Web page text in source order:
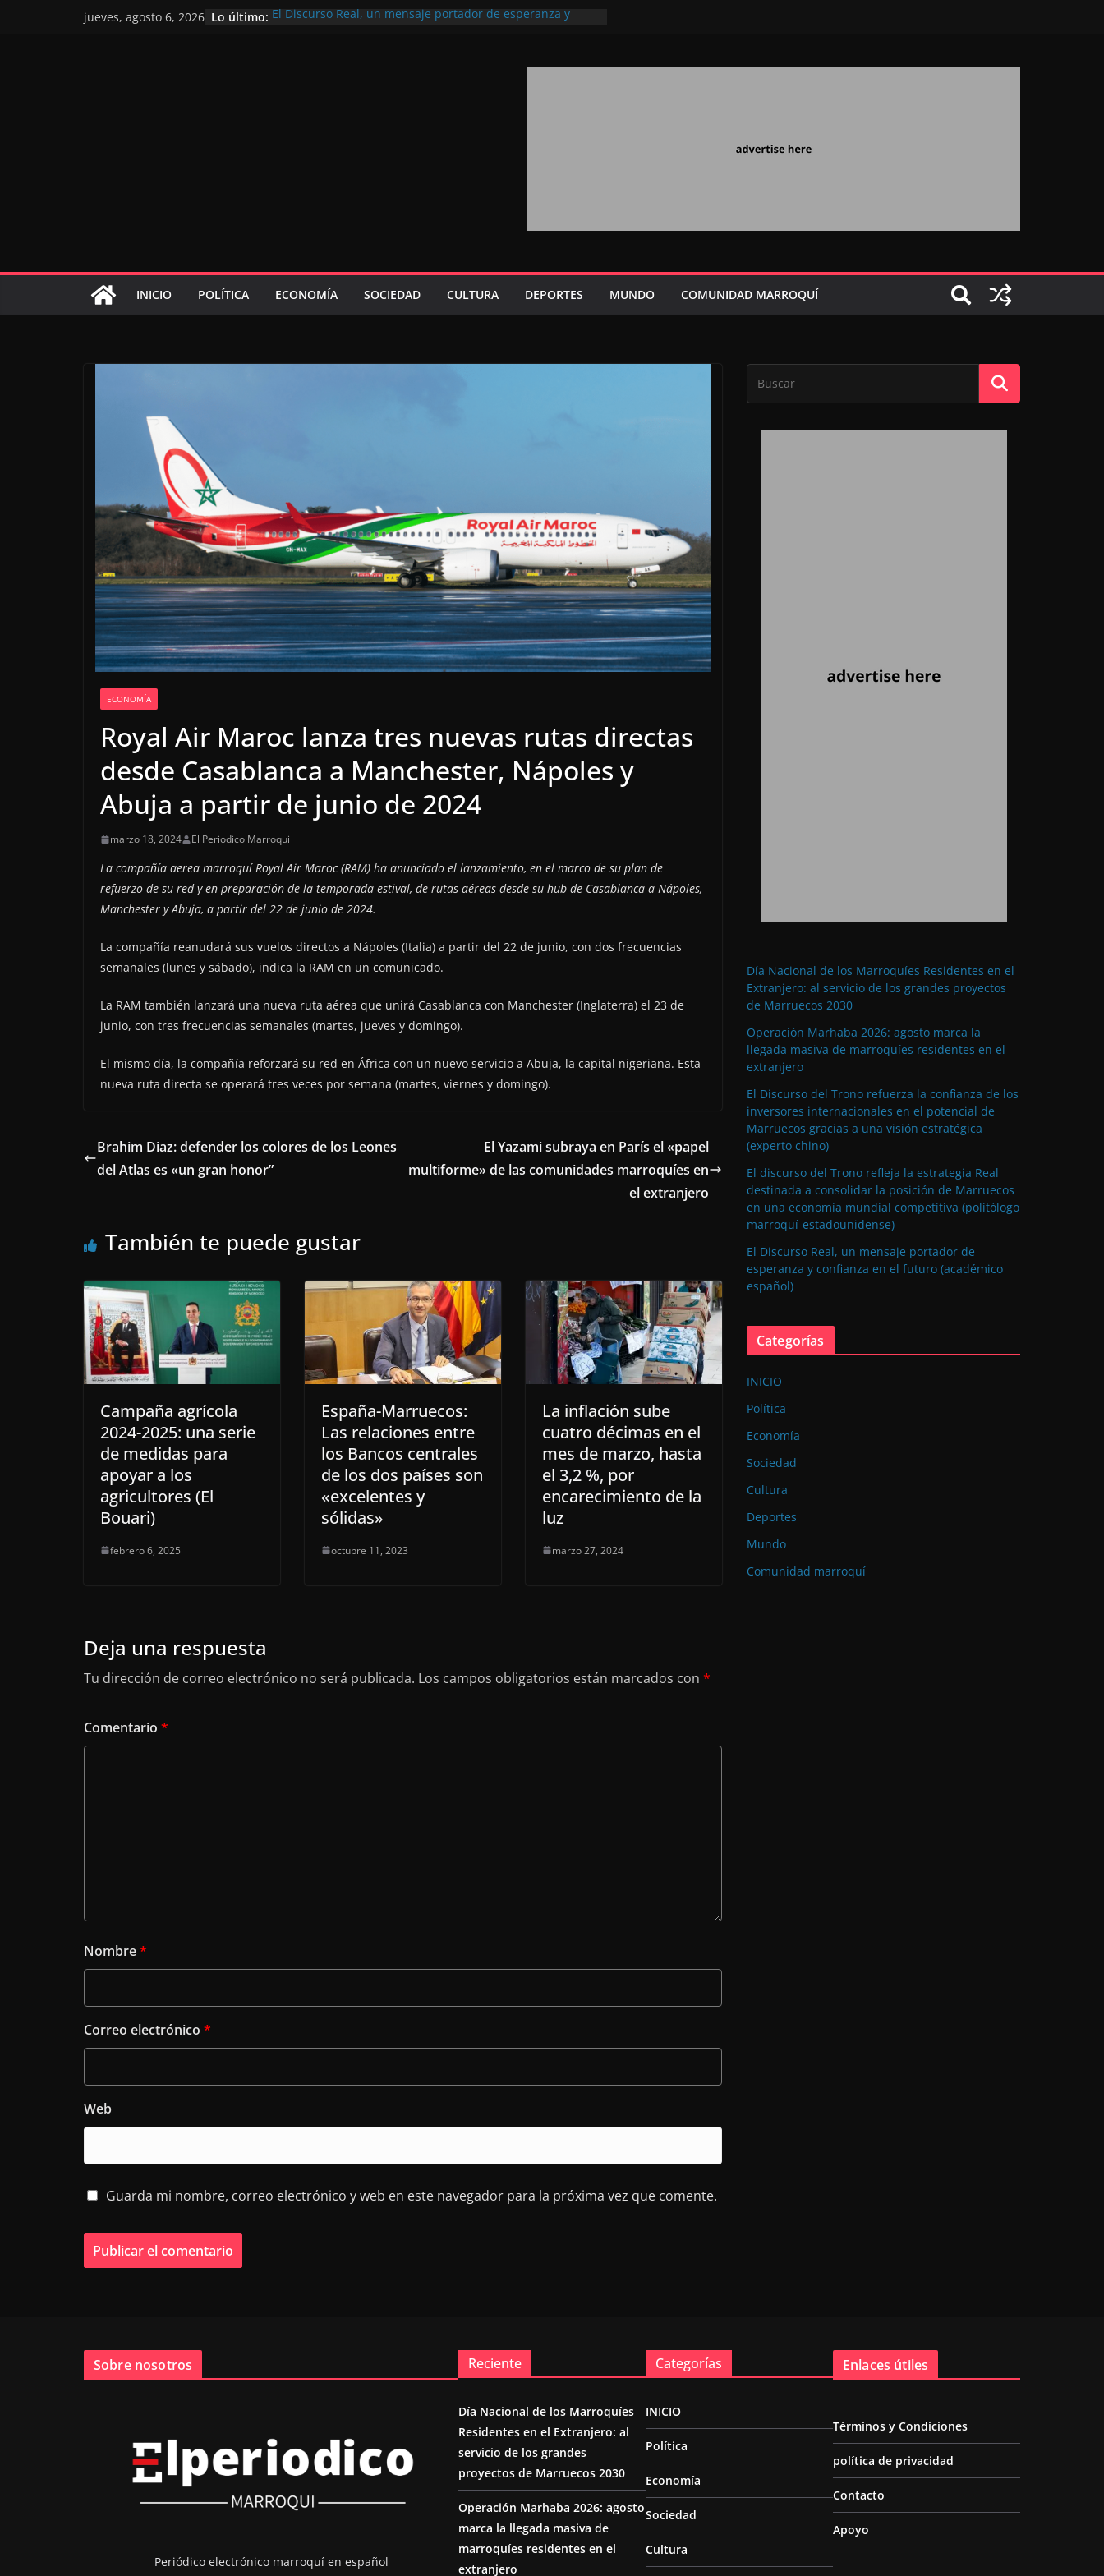
jueves, agosto 6, 2026 Lo último: El Discurso Real, un mensaje portador de esperanza y
Extranjero: al servicio de los grandes proyectos de
INICIO POLÍTICA ECONOMÍA SOCIEDAD CULTURA DEPORTES MUNDO COMUNIDAD MARROQUÍ
ECONOMÍA
Royal Air Maroc lanza tres nuevas rutas directas
desde Casablanca a Manchester, Nápoles y
Abuja a partir de junio de 2024
marzo 18, 2024 El Periodico Marroqui
La compañía aerea marroquí Royal Air Maroc (RAM) ha anunciado el lanzamiento, en el marco de su plan de
refuerzo de su red y en preparación de la temporada estival, de rutas aéreas desde su hub de Casablanca a Nápoles,
Manchester y Abuja, a partir del 22 de junio de 2024.
La compañía reanudará sus vuelos directos a Nápoles (Italia) a partir del 22 de junio, con dos frecuencias
semanales (lunes y sábado), indica la RAM en un comunicado.
La RAM también lanzará una nueva ruta aérea que unirá Casablanca con Manchester (Inglaterra) el 23 de
junio, con tres frecuencias semanales (martes, jueves y domingo).
El mismo día, la compañía reforzará su red en África con un nuevo servicio a Abuja, la capital nigeriana. Esta
nueva ruta directa se operará tres veces por semana (martes, viernes y domingo).
Brahim Diaz: defender los colores de los Leones
del Atlas es «un gran honor”
El Yazami subraya en París el «papel
multiforme» de las comunidades marroquíes en
el extranjero
También te puede gustar
Campaña agrícola
2024-2025: una serie
de medidas para
apoyar a los
agricultores (El
Bouari)
febrero 6, 2025
España-Marruecos:
Las relaciones entre
los Bancos centrales
de los dos países son
«excelentes y
sólidas»
octubre 11, 2023
La inflación sube
cuatro décimas en el
mes de marzo, hasta
el 3,2 %, por
encarecimiento de la
luz
marzo 27, 2024
Deja una respuesta
Tu dirección de correo electrónico no será publicada. Los campos obligatorios están marcados con *
Comentario *
Nombre*
Correo electrónico *
Web
Guarda mi nombre, correo electrónico y web en este navegador para la próxima vez que comente.
Día Nacional de los Marroquíes Residentes en el
Extranjero: al servicio de los grandes proyectos
de Marruecos 2030
Operación Marhaba 2026: agosto marca la
llegada masiva de marroquíes residentes en el
extranjero
El Discurso del Trono refuerza la confianza de los
inversores internacionales en el potencial de
Marruecos gracias a una visión estratégica
(experto chino)
El discurso del Trono refleja la estrategia Real
destinada a consolidar la posición de Marruecos
en una economía mundial competitiva (politólogo
marroquí-estadounidense)
El Discurso Real, un mensaje portador de
esperanza y confianza en el futuro (académico
español)
Categorías
INICIO
Política
Economía
Sociedad
Cultura
Deportes
Mundo
Comunidad marroquí
Sobre nosotros
Periódico electrónico marroquí en español
Reciente
Día Nacional de los Marroquíes
Residentes en el Extranjero: al
servicio de los grandes
proyectos de Marruecos 2030
Operación Marhaba 2026: agosto
marca la llegada masiva de
marroquíes residentes en el
extranjero
Categorías
INICIO
Política
Economía
Sociedad
Cultura
Enlaces útiles
Términos y Condiciones
política de privacidad
Contacto
Apoyo